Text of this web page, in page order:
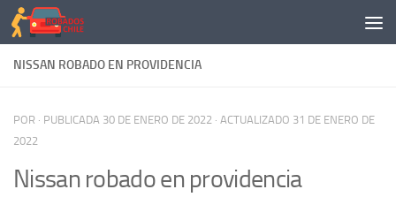
Saltar al contenido
NISSAN ROBADO EN PROVIDENCIA
POR · PUBLICADA 30 DE ENERO DE 2022 · ACTUALIZADO 31 DE ENERO DE
2022
Nissan robado en providencia